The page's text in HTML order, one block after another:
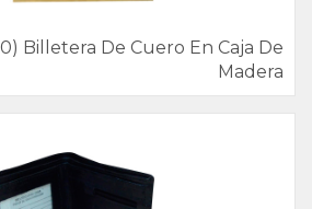
Billetera De Cuero En Caja De
Madera